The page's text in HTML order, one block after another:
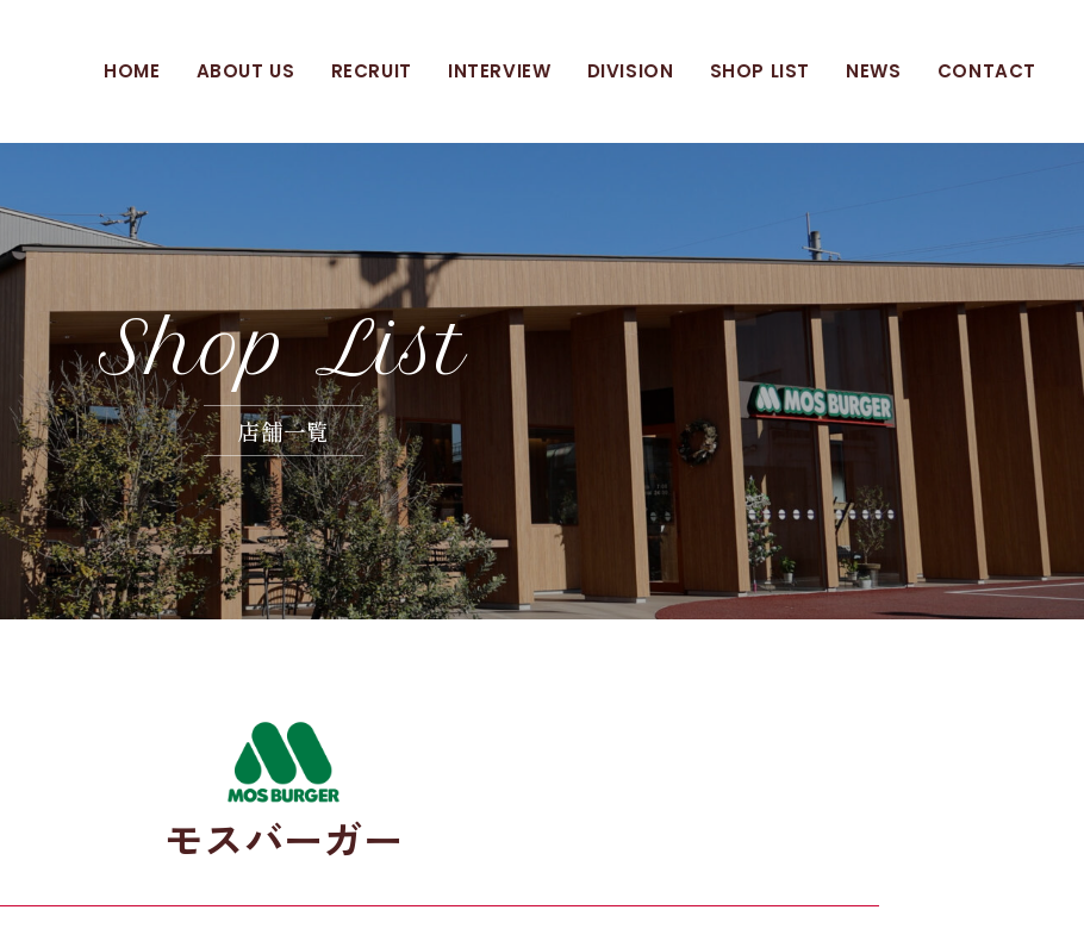
HOME ABOUT US RECRUIT INTERVIEW DIVISION SHOP LIST NEWS CONTACT
Shop List
店舗一覧
モスバーガー